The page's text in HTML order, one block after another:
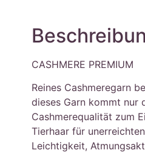
CASHMERE PREMIUM
Reines Cashmeregarn
dieses Garn kommt nur
Cashmerequalität zum
Tierhaar für
Leichtigkeit,